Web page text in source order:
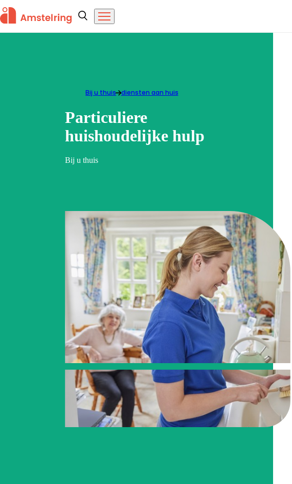
Overslaan en naar de inhoud gaan
Amstelring
ZoekenMenu
Bij u thuis diensten aan huis
Particuliere huishoudelijke hulp
Particuliere
huishoudelijke hulp
Bij u thuis